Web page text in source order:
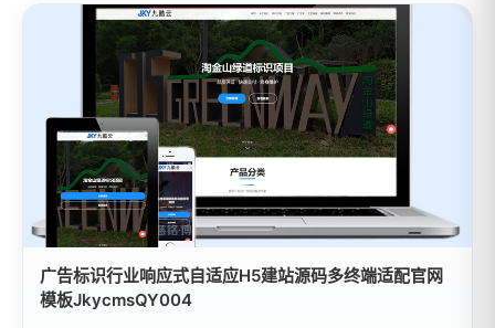
广告标识行业响应式自适应H5建站源码多终端适配官网
模板JkycmsQY004